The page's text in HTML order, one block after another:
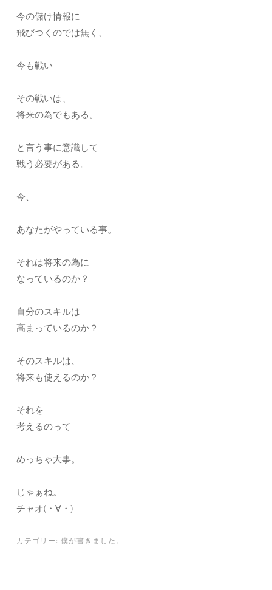
今の儲け情報に
飛びつくのでは無く、
今も戦い
その戦いは、
将来の為でもある。
と言う事に意識して
戦う必要がある。
今、
あなたがやっている事。
それは将来の為に
なっているのか？
自分のスキルは
高まっているのか？
そのスキルは、
将来も使えるのか？
それを
考えるのって
めっちゃ大事。
じゃぁね。
チャオ(・∀・)
カテゴリー: 僕が書きました。